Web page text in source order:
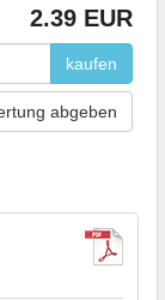
2.39 EUR
kaufen
abgeben